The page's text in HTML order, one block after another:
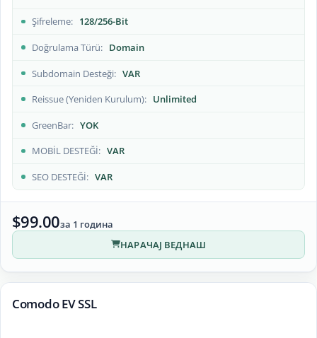
Şifreleme 128/256-Bit
Doğrulama Türü Domain
Subdomain Desteği VAR
Reissue (Yeniden Kurulum) Unlimited
GreenBar YOK
MOBİL DESTEĞİ VAR
SEO DESTEĞİ VAR
$99.00за 1 година
НАРАЧАЈ ВЕДНАШ
Comodo EV SSL